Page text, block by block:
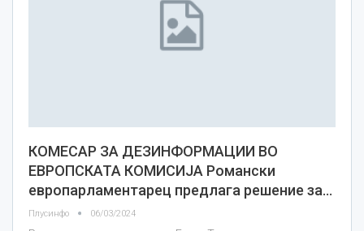
КОМЕСАР ЗА ДЕЗИНФОРМАЦИИ ВО
ЕВРОПСКАТА КОМИСИЈА Романски
европарламентарец предлага решение за…
Плусинфо 06/03/2024